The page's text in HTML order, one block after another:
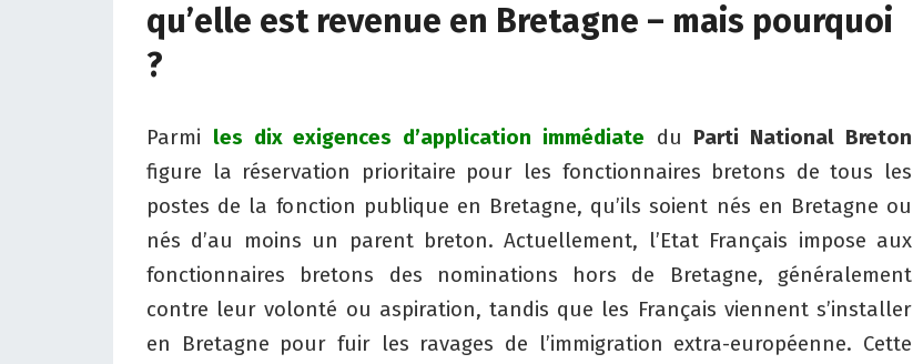
qu’elle est revenue en Bretagne – mais pourquoi
?
Parmi les dix exigences d’application immédiate du Parti National Breton
figure la réservation prioritaire pour les fonctionnaires bretons de tous les
postes de la fonction publique en Bretagne, qu’ils soient nés en Bretagne ou
nés d’au moins un parent breton. Actuellement, l’Etat Français impose aux
fonctionnaires bretons des nominations hors de Bretagne, généralement
contre leur volonté ou aspiration, tandis que les Français viennent s’installer
en Bretagne pour fuir les ravages de l’immigration extra-européenne. Cette